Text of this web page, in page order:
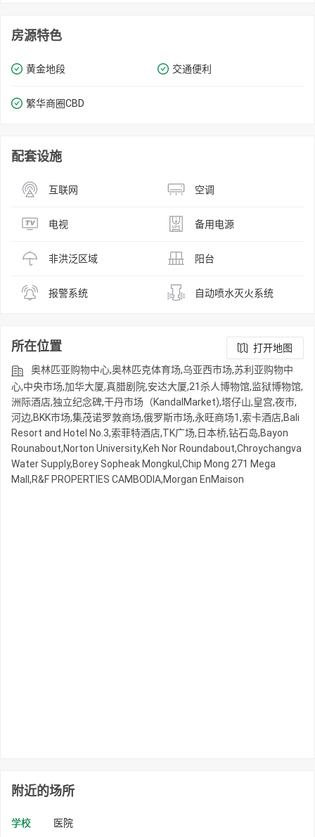
房源特色
黄金地段 交通便利
繁华商圈​​CBD
配套设施
互联网 空调
电视 备用电源
非洪泛区域 阳台
报警系统 自动喷水灭火系统
所在位置
打开地图
奥林匹亚购物中心,奥林匹克体育场,乌亚西市场,苏利亚购物中
心,中央市场,加华大厦,真腊剧院,安达大厦,21杀人博物馆,监狱博物馆,
洲际酒店,独立纪念碑,干丹市场（KandalMarket),塔仔山,皇宫,夜市,
河边,BKK市场,集茂诺罗敦商场,俄罗斯市场,永旺商场1,索卡酒店,Bali
Resort and Hotel No.3,索菲特酒店,TK广场,日本桥,钻石岛,Bayon
Rounabout,Norton University,Keh Nor Roundabout,Chroychangva
Water Supply,Borey Sopheak Mongkul,Chip Mong 271 Mega
Mall,R&F PROPERTIES CAMBODIA,Morgan EnMaison
附近的场所
学校 医院